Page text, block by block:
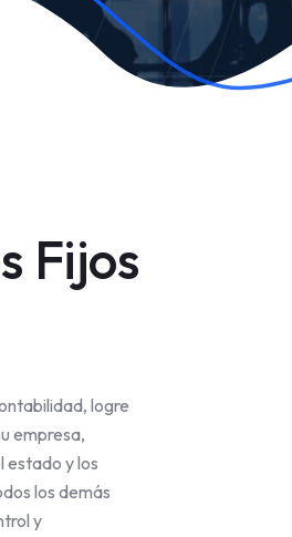
Fijos
logre
empresa,
estado y los
los demás
y